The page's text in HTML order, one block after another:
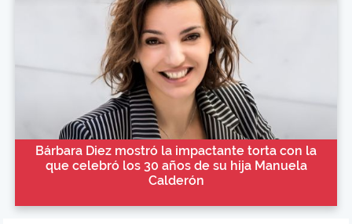
Bárbara Diez mostró la impactante torta con la
que celebró los 30 años de su hija Manuela
Calderón